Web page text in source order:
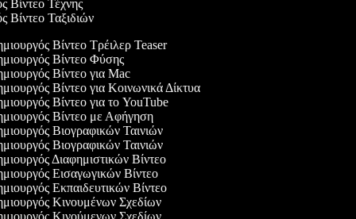
Βίντεο Τέχνης
Βίντεο Ταξιδιών
Βίντεο Τρέιλερ Teaser
Βίντεο Φύσης
Βίντεο για Mac
Βίντεο για Κοινωνικά Δίκτυα
Βίντεο για το YouTube
Βίντεο με Αφήγηση
Βιογραφικών Ταινιών
Βιογραφικών Ταινιών
Διαφημιστικών Βίντεο
Εισαγωγικών Βίντεο
Εκπαιδευτικών Βίντεο
Κινουμένων Σχεδίων